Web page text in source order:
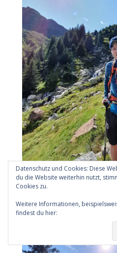
Datenschutz und Cookies: Diese
du die Website weiterhin nutzt,
Cookies zu.
Weitere Informationen,
findest du hier: